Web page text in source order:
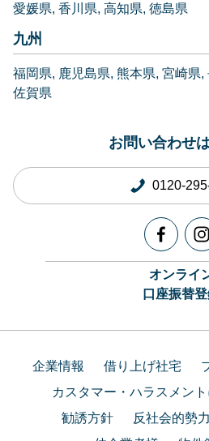
愛媛県 香川県 高知県 徳島県
九州
福岡県 鹿児島県 熊本県 宮崎県
佐賀県
お問い合わせ
0120-
オンライ
口座振替
企業情報 借り上げ社宅
カスタマー・ハラスメン
勧誘方針
反社会的勢